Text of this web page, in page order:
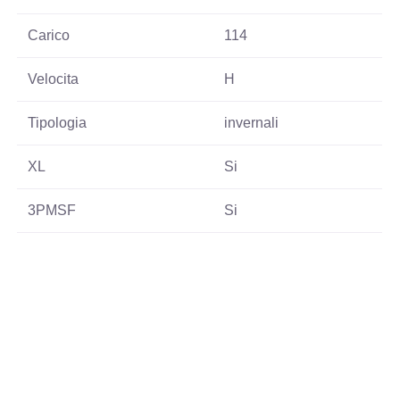
Carico 114
Velocita H
Tipologia invernali
XL Si
3PMSF Si